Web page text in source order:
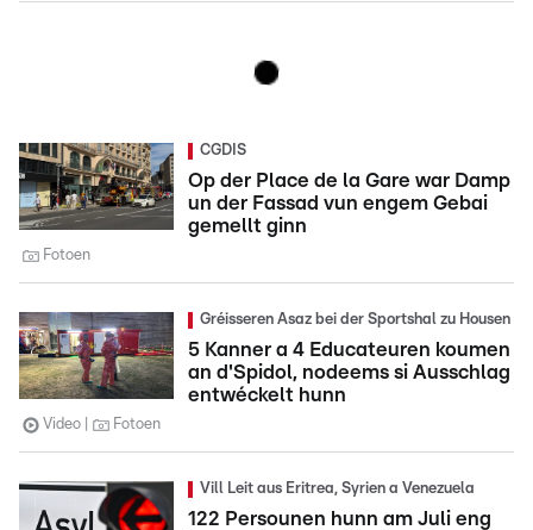
CGDIS
Op der Place de la Gare war Damp
un der Fassad vun engem Gebai
gemellt ginn
Fotoen
Gréisseren Asaz bei der Sportshal zu Housen
5 Kanner a 4 Educateuren koumen
an d'Spidol, nodeems si Ausschlag
entwéckelt hunn
Video Fotoen
Vill Leit aus Eritrea, Syrien a Venezuela
122 Persounen hunn am Juli eng